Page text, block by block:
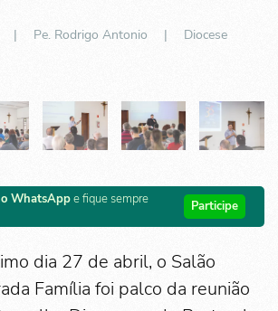
Pe. Rodrigo Antonio | Diocese
WhatsAppe fique sempre
Participe
dia 27 de abril, o Salão
Família foi palco da reunião